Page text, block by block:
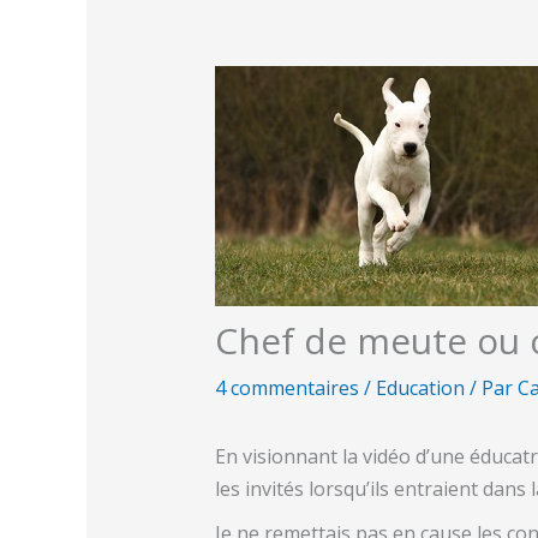
Chef de meute
4 commentaires / Education / Par
En visionnant la vidéo d’une
les invités lorsqu’ils entraient